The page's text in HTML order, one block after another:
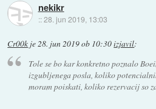
nekikr
::28. jun 2019, 13:03
Cr00k je28. jun 2019 ob 10:30izjavil:
Tole se bo kar konkretno poznalo
izgubljenega posla, koliko
moram poiskati, koliko rezervacij so